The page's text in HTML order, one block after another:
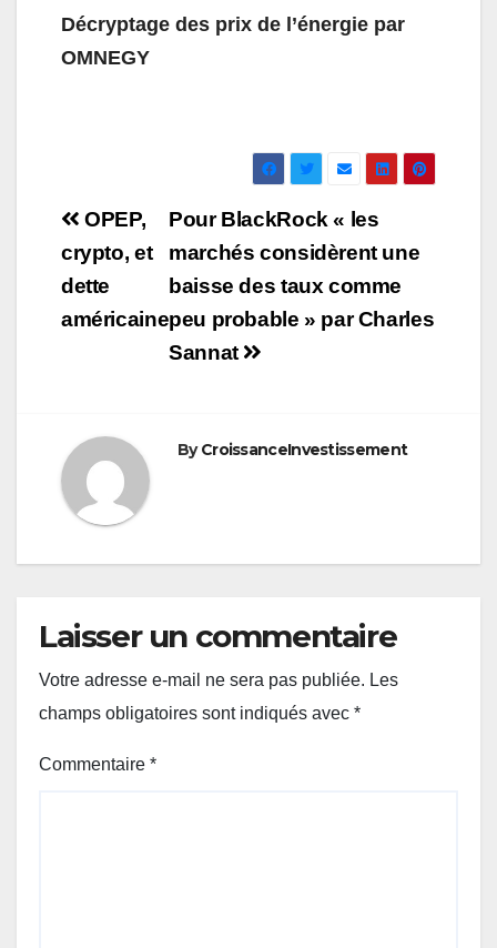
Décryptage des prix de l’énergie par
OMNEGY
Navigation
de
l’article
Pour BlackRock « les
marchés considèrent une
baisse des taux comme
peu probable » par Charles
Sannat
OPEP,
crypto, et
dette
américaine
ByCroissanceInvestissement
Laisser un commentaire
Votre adresse e-mail ne sera pas publiée. Les
champs obligatoires sont indiqués avec *
Commentaire *